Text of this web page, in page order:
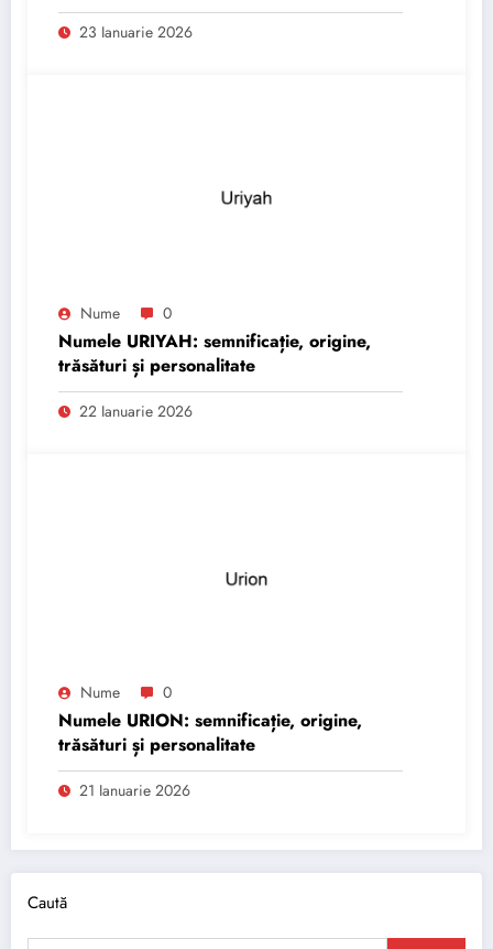
23 Ianuarie 2026
Nume 0
Numele URIYAH: semnificație, origine,
trăsături și personalitate
22 Ianuarie 2026
Nume 0
Numele URION: semnificație, origine,
trăsături și personalitate
21 Ianuarie 2026
Caută